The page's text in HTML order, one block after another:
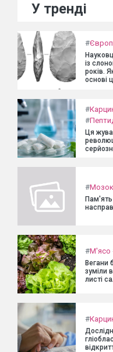
У тренді
#
із
років.
основі
#
#
Ця
#Мозок
Пам'ять
#М'ясо
Вегани
зуміли
листі
#